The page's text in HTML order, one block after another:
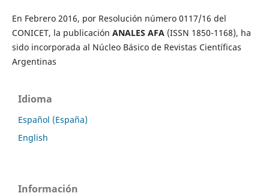
En Febrero 2016, por Resolución número 0117/16 del
CONICET, la publicación ANALES AFA(ISSN 1850-1168), ha
sido incorporada al Núcleo Básico de Revistas Científicas
Argentinas
Idioma
Español (España)
English
Información